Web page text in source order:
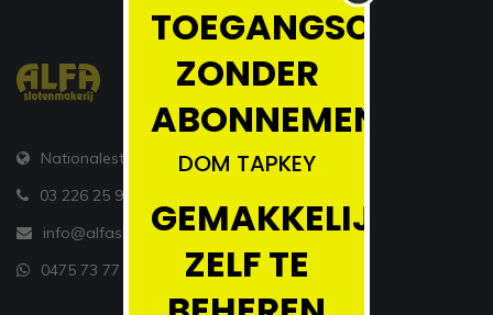
Nationalestraat 55, 2000 Antwerpen
03 226 25 90
info@alfasloten.be
0475 73 77 34
ZONDER
ABONNEMENT!!!!
DOM TAPKEY
GEMAKKELIJK
ZELF TE